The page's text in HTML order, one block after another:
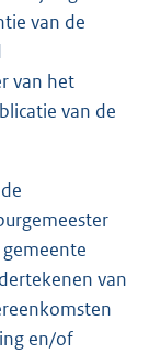
van de
van het
van de
van
en/of